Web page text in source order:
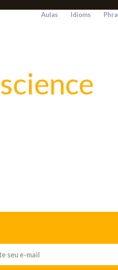
Aulas Idioms